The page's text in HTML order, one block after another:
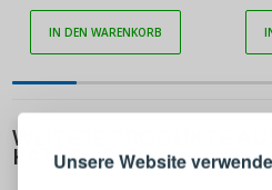
Unsere Website
IN DEN WARENKORB
WEITERE PRODUKTE
KATEGORIEMelden Sie